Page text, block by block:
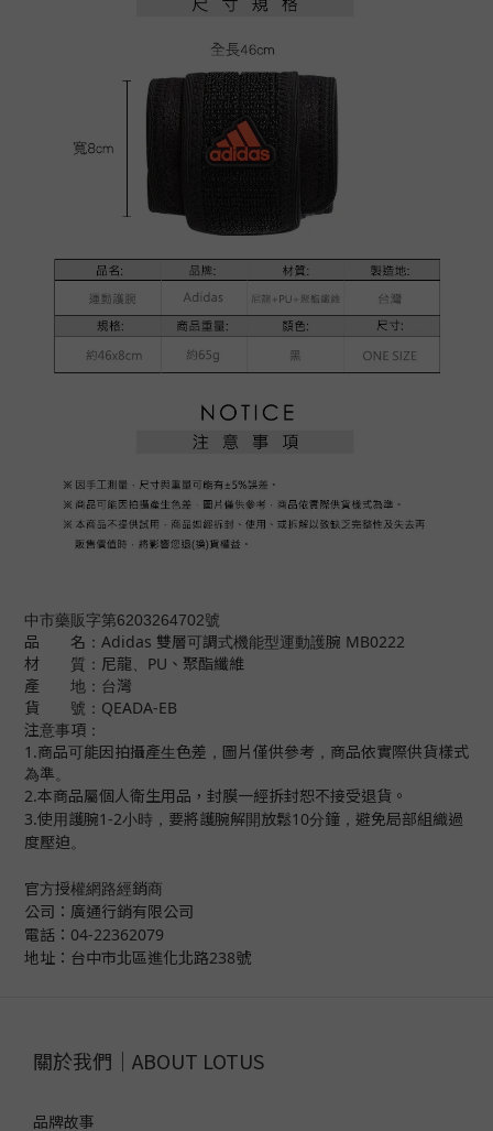
中市藥販字第6203264702號
品 名：Adidas 雙層可調式機能型運動護腕 MB0222
材 質：尼龍、PU、聚酯纖維
產 地：台灣
貨 號：QEADA-EB
注意事項：
1.商品可能因拍攝產生色差，圖片僅供參考，商品依實際供貨樣式
為準。
2.本商品屬個人衛生用品，封膜一經拆封恕不接受退貨。
3.使用護腕1-2小時，要將護腕解開放鬆10分鐘， 避免局部組織過
度壓迫。
官方授權網路經銷商
公司：廣通行銷有限公司
電話：04-22362079
地址：台中市北區進化北路238號
關於我們｜ABOUT LOTUS
品牌故事